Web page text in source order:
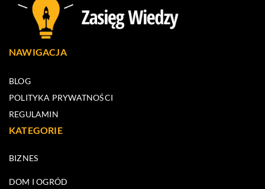
NAWIGACJA
BLOG
POLITYKA PRYWATNOŚCI
REGULAMIN
KATEGORIE
BIZNES
DOM I OGRÓD